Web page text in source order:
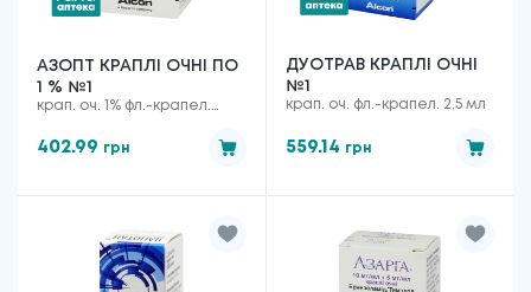
АЗОПТ КРАПЛІ ОЧНІ ПО
1 % №1
крап. оч. 1% фл.-крапел.
402.99 грн
ДУОТРАВ КРАПЛІ ОЧНІ
№1
крап. оч. фл.-крапел. 2,5 мл
559.14 грн